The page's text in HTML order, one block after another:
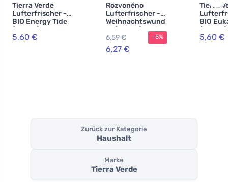
Tierra Verde
Lufterfrischer -
BIO Energy Tide
(100 ml)
5,60 €
Rozvoněno
Lufterfrischer -
Weihnachtswund
er (100 ml) - mit
Lebkuchengewür
z
6,59 €
6,27 €
-5%
Tierra
BIO
(100 ml)
5,60 €
Zurück zur Kategorie
Haushalt
Marke
Tierra Verde